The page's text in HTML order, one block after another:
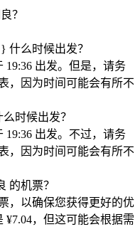
？
什么时候出发？
19:36 出发。但是，请务
，因为时间可能会有所不
时候出发？
19:36 出发。不过，请务
，因为时间可能会有所不
的机票？
，以确保您获得更好的优
¥7.04，但这可能会根据需